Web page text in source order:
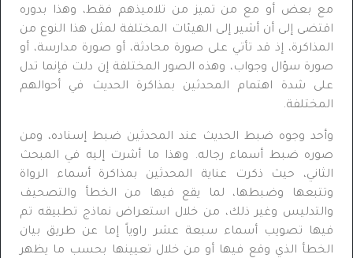
مع بعض أو مع من تميز من تلاميذهم فقط، وهذا بدوره
اقتضى إلى أن أشير إلى الهيئات المختلفة لمثل هذا النوع من
المذاكرة، إذ قد تأتي على صورة محادثة، أو صورة مدارسة، أو
صورة سؤال وجواب، وهذه الصور المختلفة إن دلت فإنما تدل
على شدة اهتمام المحدثين بمذاكرة الحديث في أحوالهم
المختلفة.
وأحد وجوه ضبط الحديث عند المحدثين ضبط إسناده، ومن
صوره ضبط أسماء رجاله. وهذا ما أشرت إليه في المبحث
الثاني، حيث ذكرت عناية المحدثين بمذاكرة أسماء الرواة
وتتبعها وضبطها، لما يقع فيها من الخطأ والتصحيف
والتدليس وغير ذلك، من خلال استعراض نماذج تطبيقه تم
فيها تصويب أسماء سبعة عشر راوياً إما عن طريق بيان
الخطأ الذي وقع فيها أو من خلال تعيينها بحسب ما يظهر